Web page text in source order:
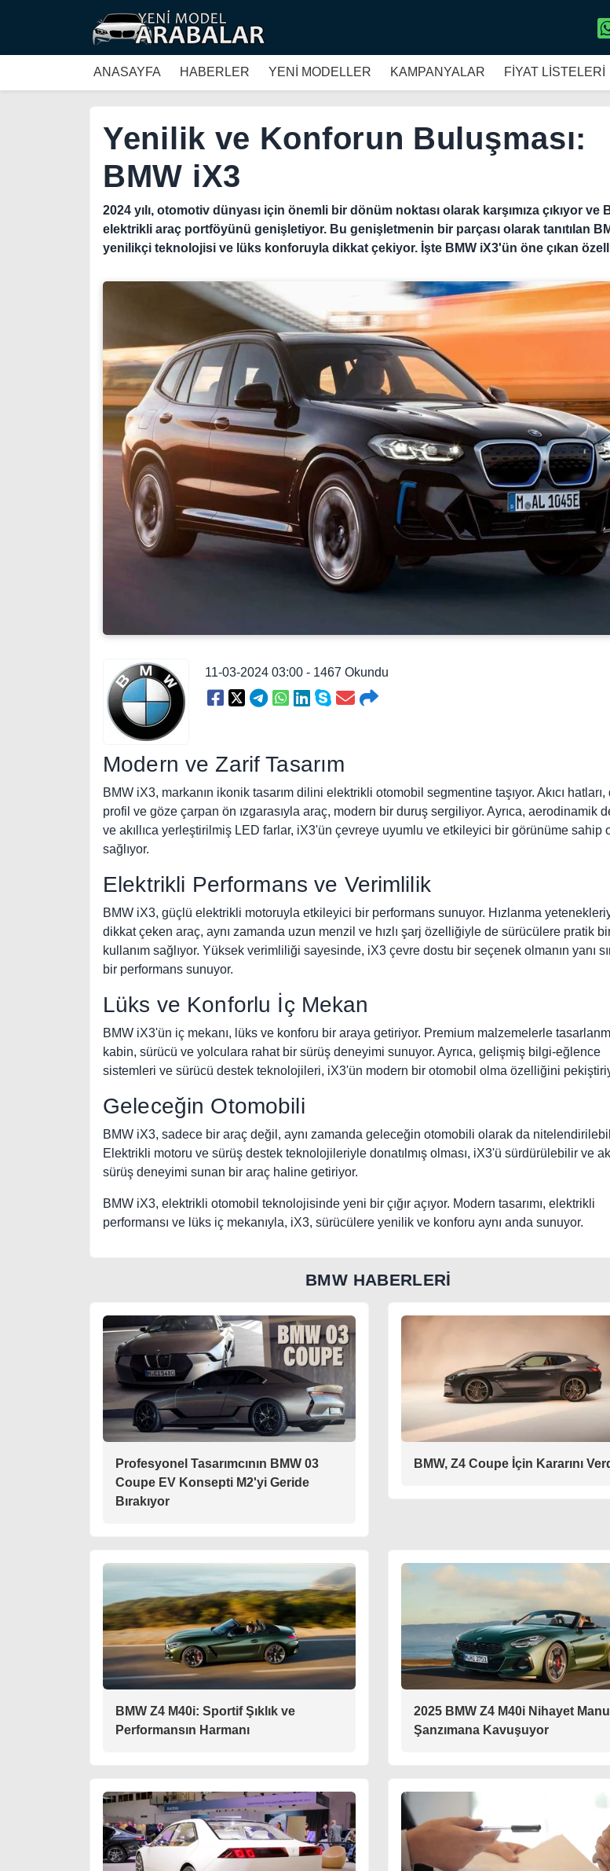
ANASAYFA HABERLER YENİ MODELLER KAMPANYALAR FİYAT LİSTELERİ
Yenilik ve Konforun Buluşması:
BMW iX3
2024 yılı, otomotiv dünyası için önemli bir dönüm noktası olarak karşımıza çıkıyor ve
elektrikli araç portföyünü genişletiyor. Bu genişletmenin bir parçası olarak tanıtılan
yenilikçi teknolojisi ve lüks konforuyla dikkat çekiyor. İşte BMW iX3'ün öne çıkan
11-03-2024 03:00 - 1467 Okundu
Modern ve Zarif Tasarım
BMW iX3, markanın ikonik tasarım dilini elektrikli otomobil segmentine taşıyor. Akıcı
profil ve göze çarpan ön ızgarasıyla araç, modern bir duruş sergiliyor. Ayrıca, aerodinamik
ve akıllıca yerleştirilmiş LED farlar, iX3'ün çevreye uyumlu ve etkileyici bir görünüme sahip
sağlıyor.
Elektrikli Performans ve Verimlilik
BMW iX3, güçlü elektrikli motoruyla etkileyici bir performans sunuyor. Hızlanma
dikkat çeken araç, aynı zamanda uzun menzil ve hızlı şarj özelliğiyle de sürücülere pratik
kullanım sağlıyor. Yüksek verimliliği sayesinde, iX3 çevre dostu bir seçenek olmanın yanı
bir performans sunuyor.
Lüks ve Konforlu İç Mekan
BMW iX3'ün iç mekanı, lüks ve konforu bir araya getiriyor. Premium malzemelerle
kabin, sürücü ve yolculara rahat bir sürüş deneyimi sunuyor. Ayrıca, gelişmiş bilgi-eğlence
sistemleri ve sürücü destek teknolojileri, iX3'ün modern bir otomobil olma özelliğini
Geleceğin Otomobili
BMW iX3, sadece bir araç değil, aynı zamanda geleceğin otomobili olarak da
Elektrikli motoru ve sürüş destek teknolojileriyle donatılmış olması, iX3'ü sürdürülebilir ve
sürüş deneyimi sunan bir araç haline getiriyor.
BMW iX3, elektrikli otomobil teknolojisinde yeni bir çığır açıyor. Modern tasarımı, elektrikli
performansı ve lüks iç mekanıyla, iX3, sürücülere yenilik ve konforu aynı anda sunuyor.
BMW HABERLERİ
Profesyonel Tasarımcının BMW 03
Coupe EV Konsepti M2'yi Geride
Bırakıyor
BMW, Z4 Coupe İçin Kararını
BMW Z4 M40i: Sportif Şıklık ve
Performansın Harmanı
2025 BMW Z4 M40i Nihayet
Şanzımana Kavuşuyor